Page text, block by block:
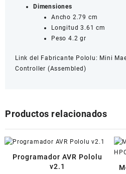
Dimensiones
Ancho 2.79 cm
Longitud 3.61 cm
Peso 4.2 gr
Link del Fabricante Pololu: Mini
Controller (Assembled)
Productos relacionados
Programador AVR Pololu
v2.1